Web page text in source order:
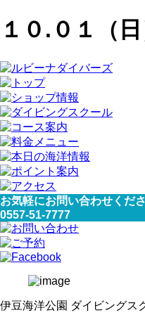
１０.０１（
お気軽にお問い合わせくだ
0557-51-7777
伊豆海洋公園 ダイビングス